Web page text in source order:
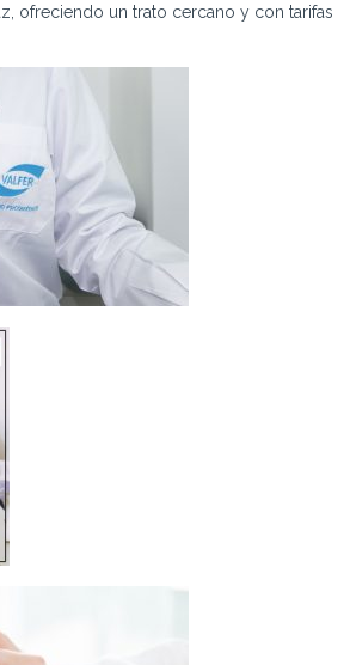
ofreciendo un trato cercano y con tarifas